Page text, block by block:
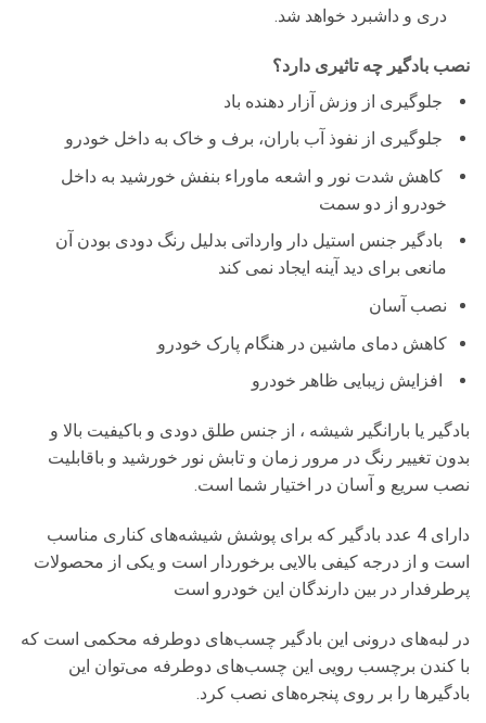
دری و داشبرد خواهد شد.
نصب بادگیر چه تاثیری دارد؟
جلوگیری از وزش آزار دهنده باد
جلوگیری از نفوذ آب باران، برف و خاک به داخل خودرو
کاهش شدت نور و اشعه ماوراء بنفش خورشید به داخل
خودرو از دو سمت
بادگیر جنس استیل دار وارداتی بدلیل رنگ دودی بودن آن
مانعی برای دید آینه ایجاد نمی کند
نصب آسان
کاهش دمای ماشین در هنگام پارک خودرو
افزایش زیبایی ظاهر خودرو
بادگیر یا بارانگیر شیشه ، از جنس طلق دودی و باکیفیت بالا و
بدون تغییر رنگ در مرور زمان و تابش نور خورشید و باقابلیت
نصب سریع و آسان در اختیار شما است.
دارای 4 عدد بادگیر که برای پوشش شیشه‌های کناری مناسب
است و از درجه کیفی بالایی برخوردار است و یکی از محصولات
پرطرفدار در بین دارندگان این خودرو است
در لبه‌های درونی این بادگیر چسب‌های دوطرفه محکمی است که
با کندن برچسب رویی این چسب‌های دوطرفه می‌توان این
بادگیرها را بر روی پنجره‌های نصب کرد.